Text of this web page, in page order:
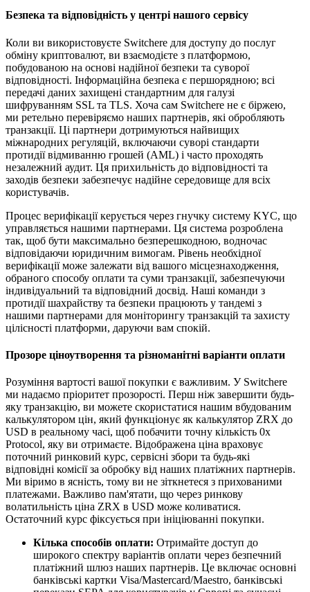
Безпека та відповідність у центрі нашого сервісу
Коли ви використовуєте Switchere для доступу до послуг
обміну криптовалют, ви взаємодієте з платформою,
побудованою на основі надійної безпеки та суворої
відповідності. Інформаційна безпека є першорядною; всі
передачі даних захищені стандартним для галузі
шифруванням SSL та TLS. Хоча сам Switchere не є біржею,
ми ретельно перевіряємо наших партнерів, які обробляють
транзакції. Ці партнери дотримуються найвищих
міжнародних регуляцій, включаючи суворі стандарти
протидії відмиванню грошей (AML) і часто проходять
незалежний аудит. Ця прихильність до відповідності та
заходів безпеки забезпечує надійне середовище для всіх
користувачів.
Процес верифікації керується через гнучку систему KYC, що
управляється нашими партнерами. Ця система розроблена
так, щоб бути максимально безперешкодною, водночас
відповідаючи юридичним вимогам. Рівень необхідної
верифікації може залежати від вашого місцезнаходження,
обраного способу оплати та суми транзакції, забезпечуючи
індивідуальний та відповідний досвід. Наші команди з
протидії шахрайству та безпеки працюють у тандемі з
нашими партнерами для моніторингу транзакцій та захисту
цілісності платформи, даруючи вам спокій.
Прозоре ціноутворення та різноманітні варіанти оплати
Розуміння вартості вашої покупки є важливим. У Switchere
ми надаємо пріоритет прозорості. Перш ніж завершити будь-
яку транзакцію, ви можете скористатися нашим вбудованим
калькулятором цін, який функціонує як калькулятор ZRX до
USD в реальному часі, щоб побачити точну кількість 0x
Protocol, яку ви отримаєте. Відображена ціна враховує
поточний ринковий курс, сервісні збори та будь-які
відповідні комісії за обробку від наших платіжних партнерів.
Ми віримо в ясність, тому ви не зіткнетеся з прихованими
платежами. Важливо пам'ятати, що через ринкову
волатильність ціна ZRX в USD може коливатися.
Остаточний курс фіксується при ініціюванні покупки.
Кілька способів оплати: Отримайте доступ до
широкого спектру варіантів оплати через безпечний
платіжний шлюз наших партнерів. Це включає основні
банківські картки Visa/Mastercard/Maestro, банківські